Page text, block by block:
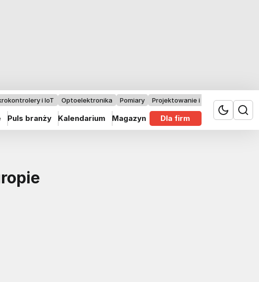
i IoT Optoelektronika Pomiary Projektowanie i badania
Puls branży Kalendarium Magazyn Dla firm